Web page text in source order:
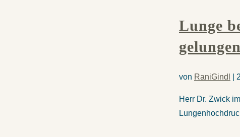
Lunge
von RaniGindl
Herr Dr. Zwick